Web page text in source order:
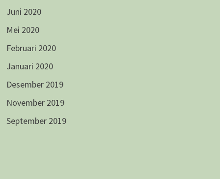
Juni 2020
Mei 2020
Februari 2020
Januari 2020
Desember 2019
November 2019
September 2019